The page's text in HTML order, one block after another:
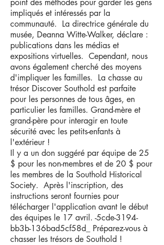
point des méthodes pour garder les gens
impliqués et intéressés par la
communauté. La directrice générale du
musée, Deanna Witte-Walker, déclare :
publications dans les médias et
expositions virtuelles. Cependant, nous
avons également cherché des moyens
d'impliquer les familles. La chasse au
trésor Discover Southold est parfaite
pour les personnes de tous âges, en
particulier les familles. Grand-mère et
grand-père pour interagir en toute
sécurité avec les petits-enfants à
l'extérieur !
Il y a un don suggéré par équipe de 25
$ pour les non-membres et de 20 $ pour
les membres de la Southold Historical
Society. Après l'inscription, des
instructions seront fournies pour
télécharger l'application avant le début
des équipes le 17 avril. -5cde-3194-
bb3b-136bad5cf58d_ Préparez-vous à
chasser les trésors de Southold !